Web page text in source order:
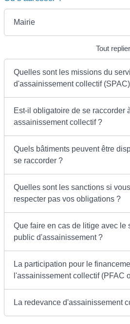
Mairie
Tout replier
Quelles sont les missions du
d'assainissement collectif
Est-il obligatoire de se raccorder
assainissement collectif ?
Quels bâtiments peuvent être
se raccorder ?
Quelles sont les sanctions si
respecter pas vos obligations ?
Que faire en cas de litige avec le
public d'assainissement ?
La participation pour le
l'assainissement collectif (PFAC
La redevance d'assainissement